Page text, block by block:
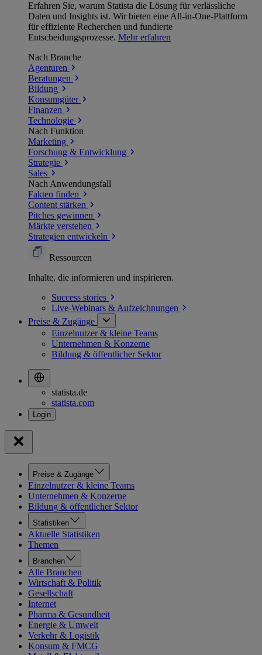
Erfahren Sie, warum Statista die Lösung für verlässliche
Daten und Insights ist. Wir bieten eine All-in-One-Plattform
für effiziente Recherchen und fundierte
Entscheidungsprozesse. Mehr erfahren
Nach Branche
Agenturen
Beratungen
Bildung
Konsumgüter
Finanzen
Technologie
Nach Funktion
Marketing
Forschung & Entwicklung
Strategie
Sales
Nach Anwendungsfall
Fakten finden
Content stärken
Pitches gewinnen
Märkte verstehen
Strategien entwickeln
Ressourcen
Inhalte, die informieren und inspirieren.
Success stories
Live-Webinars & Aufzeichnungen
Preise & Zugänge
Einzelnutzer & kleine Teams
Unternehmen & Konzerne
Bildung & öffentlicher Sektor
statista.de
statista.com
Preise & Zugänge
Einzelnutzer & kleine Teams
Unternehmen & Konzerne
Bildung & öffentlicher Sektor
Statistiken
Aktuelle Statistiken
Themen
Branchen
Alle Branchen
Wirtschaft & Politik
Gesellschaft
Internet
Pharma & Gesundheit
Energie & Umwelt
Verkehr & Logistik
Konsum & FMCG